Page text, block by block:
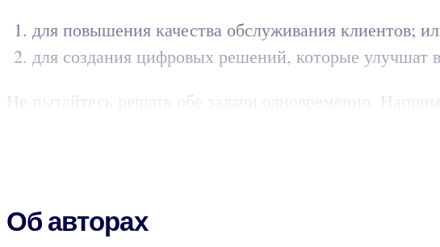
для повышения качества обслуживания клиентов;
для создания цифровых решений, которые улучшат
Не пытайтесь решать обе задачи одновременно.
Об авторах